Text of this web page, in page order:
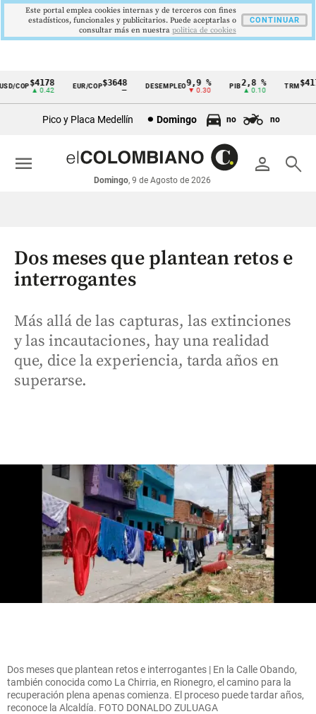
Cintillo
económicos
Colombia
COP$4178
▲ 0.42
EUR/COP$3648 DESEMPLEO 9,9 %
▼ 0.30
PIB2,8 %
▲ 0.10
TRM
Pico y Placa Medellín Domingo no no
person search
Domingo, 9 de Agosto de 2026
menu
Dos meses que plantean retos e
interrogantes
Más allá de las capturas, las extinciones
y las incautaciones, hay una realidad
que, dice la experiencia, tarda años en
superarse.
Dos meses que plantean retos e interrogantes | En la Calle Obando,
también conocida como La Chirria, en Rionegro, el camino para la
recuperación plena apenas comienza. El proceso puede tardar años,
reconoce la Alcaldía. FOTO DONALDO ZULUAGA
Este portal emplea cookies internas y de terceros con fines
estadísticos, funcionales y publicitarios. Puede aceptarlas o
consultar más en nuestra politica de cookies
CONTINUAR